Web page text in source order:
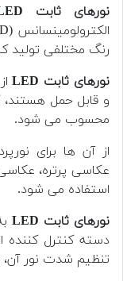
نورهای ثابت LED
رنگ مختلفی تولید
نورهای ثابت LED
و قابل حمل هستند،
محسوب می شود.
از آن ها برای
عکاسی پرتره،
استفاده می شود.
نورهای ثابت LED
دسته کنترل کننده
تنظیم شدت نور آن،